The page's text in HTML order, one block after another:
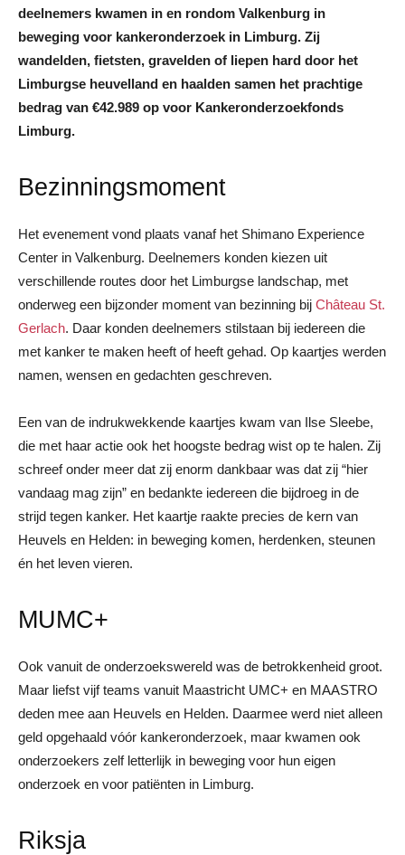
deelnemers kwamen in en rondom Valkenburg in
beweging voor kankeronderzoek in Limburg. Zij
wandelden, fietsten, gravelden of liepen hard door het
Limburgse heuvelland en haalden samen het prachtige
bedrag van €42.989 op voor Kankeronderzoekfonds
Limburg.
Bezinningsmoment
Het evenement vond plaats vanaf het Shimano Experience
Center in Valkenburg. Deelnemers konden kiezen uit
verschillende routes door het Limburgse landschap, met
onderweg een bijzonder moment van bezinning bij Château St.
Gerlach. Daar konden deelnemers stilstaan bij iedereen die
met kanker te maken heeft of heeft gehad. Op kaartjes werden
namen, wensen en gedachten geschreven.
Een van de indrukwekkende kaartjes kwam van Ilse Sleebe,
die met haar actie ook het hoogste bedrag wist op te halen. Zij
schreef onder meer dat zij enorm dankbaar was dat zij “hier
vandaag mag zijn” en bedankte iedereen die bijdroeg in de
strijd tegen kanker. Het kaartje raakte precies de kern van
Heuvels en Helden: in beweging komen, herdenken, steunen
én het leven vieren.
MUMC+
Ook vanuit de onderzoekswereld was de betrokkenheid groot.
Maar liefst vijf teams vanuit Maastricht UMC+ en MAASTRO
deden mee aan Heuvels en Helden. Daarmee werd niet alleen
geld opgehaald vóór kankeronderzoek, maar kwamen ook
onderzoekers zelf letterlijk in beweging voor hun eigen
onderzoek en voor patiënten in Limburg.
Riksja